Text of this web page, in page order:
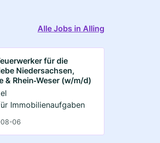
Alle Jobs in Alling
für die
Niedersachsen,
& Rhein‑Weser (w/m/d)
Immobilienaufgaben
06